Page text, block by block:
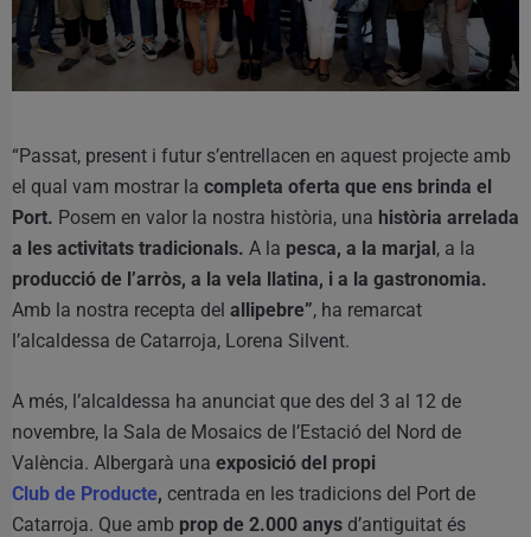
“Passat, present i futur s’entrellacen en aquest projecte amb
el qual vam mostrar la completa oferta que ens brinda el
Port. Posem en valor la nostra història, una història arrelada
a les activitats tradicionals. A la pesca, a la marjal, a la
producció de l’arròs, a la vela llatina, i a la gastronomia.
Amb la nostra recepta del allipebre”, ha remarcat
l’alcaldessa de Catarroja, Lorena Silvent.
A més, l’alcaldessa ha anunciat que des del 3 al 12 de
novembre, la Sala de Mosaics de l’Estació del Nord de
València. Albergarà una exposició del propi
Club de Producte, centrada en les tradicions del Port de
Catarroja. Que amb prop de 2.000 anys d’antiguitat és